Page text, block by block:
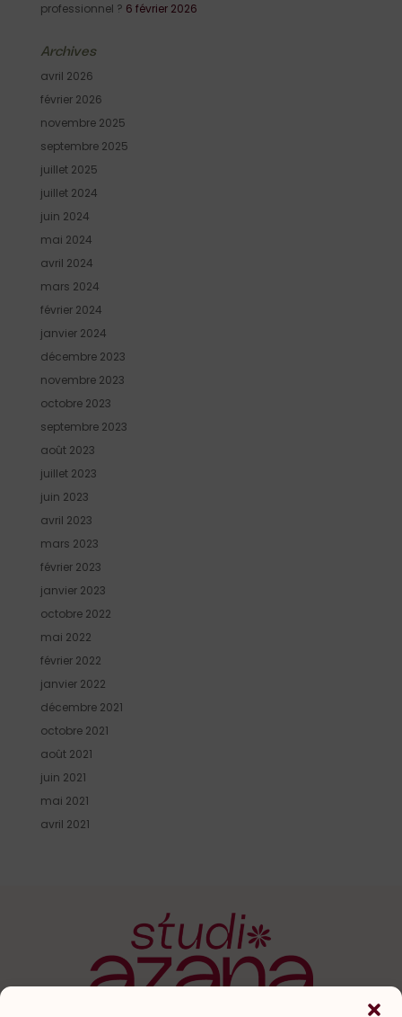
professionnel ? 6 février 2026
Archives
avril 2026
février 2026
novembre 2025
septembre 2025
juillet 2025
juillet 2024
juin 2024
mai 2024
avril 2024
mars 2024
février 2024
janvier 2024
décembre 2023
novembre 2023
octobre 2023
septembre 2023
août 2023
juillet 2023
juin 2023
avril 2023
mars 2023
février 2023
janvier 2023
octobre 2022
mai 2022
février 2022
janvier 2022
décembre 2021
octobre 2021
août 2021
juin 2021
mai 2021
avril 2021